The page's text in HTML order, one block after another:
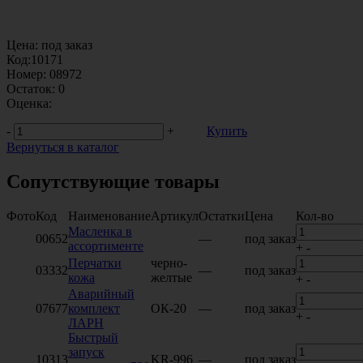
Цена: под заказ
Код:10171
Номер: 08972
Остаток: 0
Оценка:
-
+
Купить
Вернуться в каталог
Сопутствующие товары
ФотоКод НаименованиеАртикулОстаткиЦена
Кол-во
00652
Масленка в
ассортименте
— под заказ
+ -
03332
Перчатки
кожа
черно-
желтые
— под заказ
+ -
07677
Аварийный
комплект
ЛАРН
ОК-20 — под заказ
+ -
10313
Быстрый
запуск
KR-996 — под заказ